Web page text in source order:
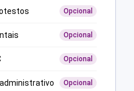
Opcional
Opcional
Opcional
Opcional